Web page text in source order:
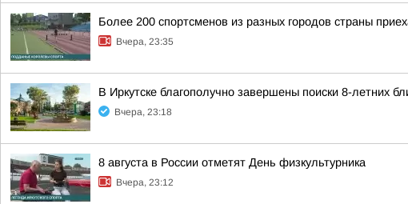
Более 200 спортсменов из разных городов страны
Вчера, 23:35
В Иркутске благополучно завершены поиски 8-летних
Вчера, 23:18
8 августа в России отметят День физкультурника
Вчера, 23:12